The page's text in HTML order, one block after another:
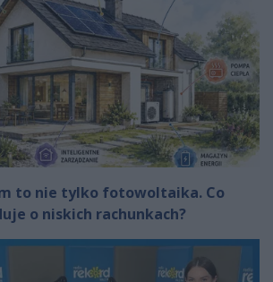
to nie tylko fotowoltaika. Co
o niskich rachunkach?